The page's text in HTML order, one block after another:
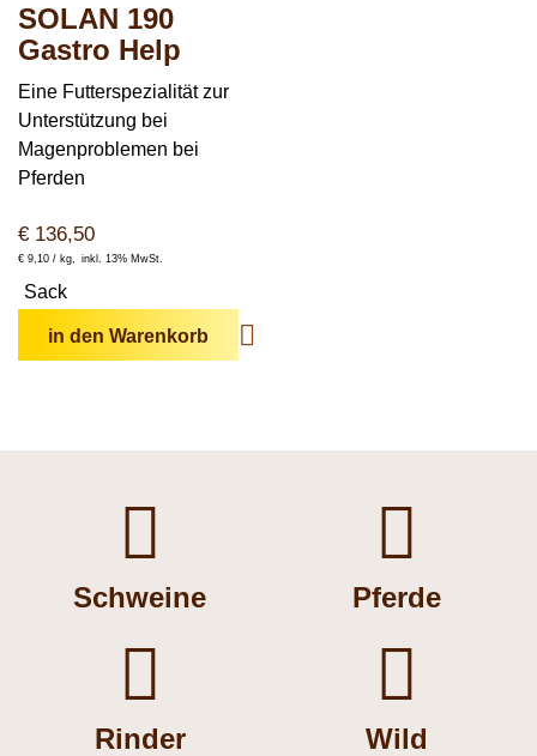
SOLAN 190
Gastro Help
Eine Futterspezialität zur
Unterstützung bei
Magenproblemen bei
Pferden
€ 136,50
€ 9,10 / kg inkl. 13% MwSt.
Sack
in den Warenkorb

Schweine

Pferde

Rinder

Wild